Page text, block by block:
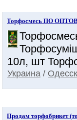
Торфосмесь ПО
10л, шт
Украина /
Продам торфобрикет